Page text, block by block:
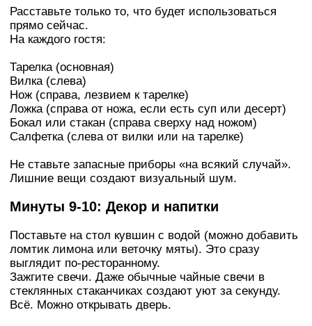
Расставьте только то, что будет использоваться
прямо сейчас.
На каждого гостя:
Тарелка (основная)
Вилка (слева)
Нож (справа, лезвием к тарелке)
Ложка (справа от ножа, если есть суп или десерт)
Бокал или стакан (справа сверху над ножом)
Салфетка (слева от вилки или на тарелке)
Не ставьте запасные приборы «на всякий случай».
Лишние вещи создают визуальный шум.
Минуты 9-10: Декор и напитки
Поставьте на стол кувшин с водой (можно добавить
ломтик лимона или веточку мяты). Это сразу
выглядит по-ресторанному.
Зажгите свечи. Даже обычные чайные свечи в
стеклянных стаканчиках создают уют за секунду.
Всё. Можно открывать дверь.